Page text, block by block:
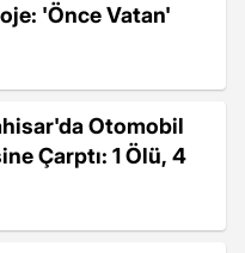
'Önce Vatan'
Otomobil
Çarptı: 1 Ölü, 4